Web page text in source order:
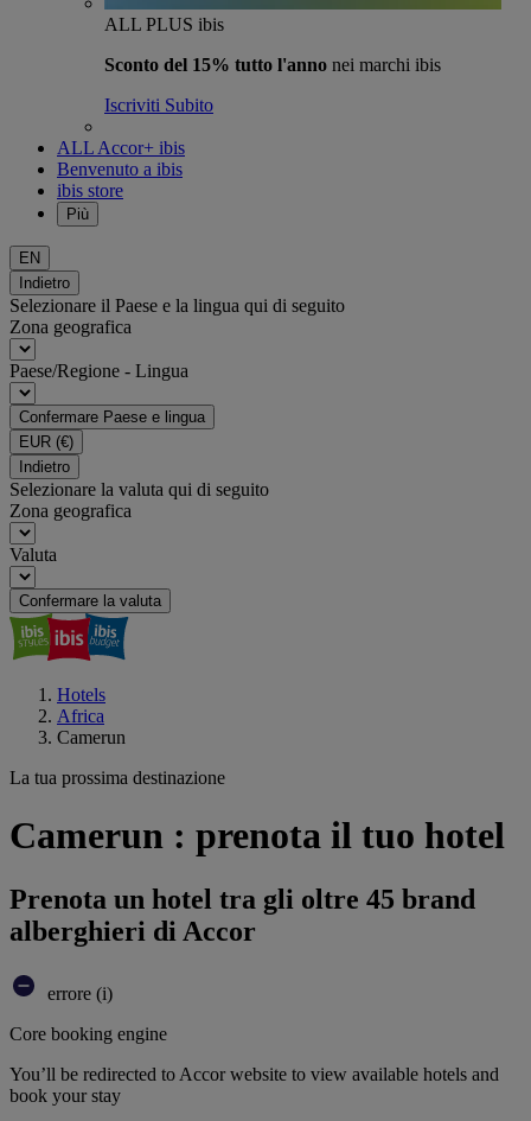
ALL PLUS ibis
Sconto del 15% tutto l'anno nei marchi ibis
Iscriviti Subito
ALL Accor+ ibis
Benvenuto a ibis
ibis store
Più
EN
Indietro
Selezionare il Paese e la lingua qui di seguito
Zona geografica
Paese/Regione - Lingua
Confermare Paese e lingua
EUR (€)
Indietro
Selezionare la valuta qui di seguito
Zona geografica
Valuta
Confermare la valuta
Hotels
Africa
Camerun
La tua prossima destinazione
Camerun : prenota il tuo hotel
Prenota un hotel tra gli oltre 45 brand
alberghieri di Accor
errore (i)
Core booking engine
You’ll be redirected to Accor website to view available hotels and
book your stay